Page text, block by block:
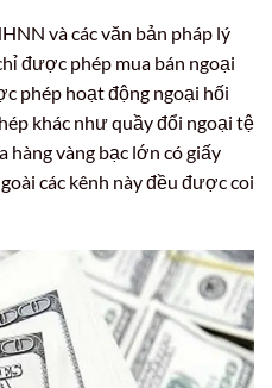
và các văn bản pháp lý
được phép mua bán ngoại
phép hoạt động ngoại hối
khác như quầy đổi ngoại tệ
hàng vàng bạc lớn có giấy
các kênh này đều được coi